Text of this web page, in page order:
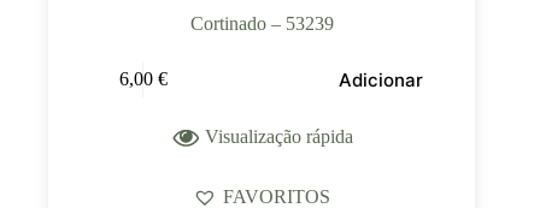
Cortinado – 53239
6,00 € Adicionar
Visualização rápida
FAVORITOS